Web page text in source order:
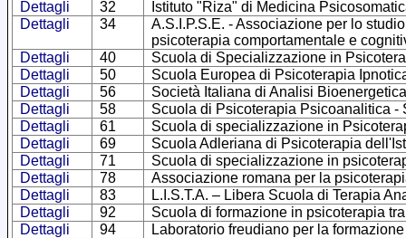
Dettagli
32
Istituto "Riza" di Medicina
Dettagli
34
A.S.I.P.S.E. - Associazione per lo
psicoterapia comportamentale e
Dettagli
40
Scuola di Specializzazione in
Dettagli
50
Scuola Europea di Psicoterapia
Dettagli
56
Società Italiana di Analisi
Dettagli
58
Scuola di Psicoterapia Psicoanalitica -
Dettagli
61
Scuola di specializzazione in
Dettagli
69
Scuola Adleriana di Psicoterapia
Dettagli
71
Scuola di specializzazione in
Dettagli
78
Associazione romana per la
Dettagli
83
L.I.S.T.A. – Libera Scuola di Terapia
Dettagli
92
Scuola di formazione in psicoterapia
Dettagli
94
Laboratorio freudiano per la